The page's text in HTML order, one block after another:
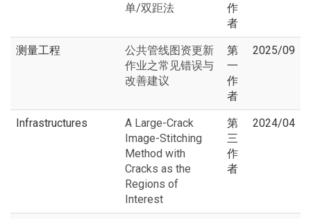
单/双距法
作
者
测量工程
公共管线图资更新
作业之常见错误与
改善建议
第
一
作
者
2025/09
Infrastructures
A Large-Crack
Image-Stitching
Method with
Cracks as the
Regions of
Interest
第
三
作
者
2024/04